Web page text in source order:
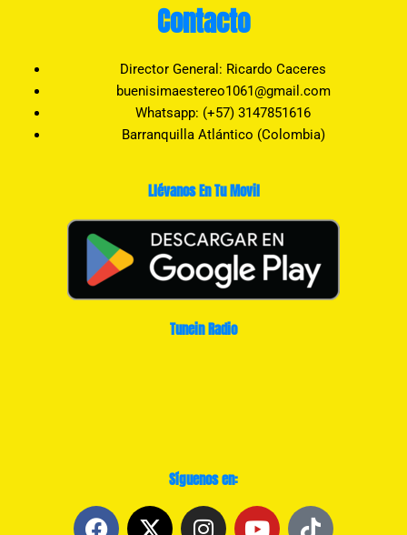
Contacto
Director General: Ricardo Caceres
buenisimaestereo1061@gmail.com
Whatsapp: (+57) 3147851616
Barranquilla Atlántico (Colombia)
Llévanos En Tu Movil
Tunein Radio
Síguenos en:
F
X
I
Y
T